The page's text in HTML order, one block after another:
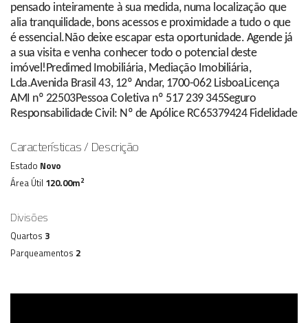
pensado inteiramente à sua medida, numa localização que
alia tranquilidade, bons acessos e proximidade a tudo o que
é essencial.Não deixe escapar esta oportunidade. Agende já
a sua visita e venha conhecer todo o potencial deste
imóvel!Predimed Imobiliária, Mediação Imobiliária,
Lda.Avenida Brasil 43, 12º Andar, 1700-062 LisboaLicença
AMI nº 22503Pessoa Coletiva nº 517 239 345Seguro
Responsabilidade Civil: Nº de Apólice RC65379424 Fidelidade
Características / Descrição
Estado Novo
Área Útil 120.00m2
Divisões
Quartos 3
Parqueamentos 2